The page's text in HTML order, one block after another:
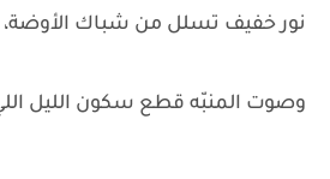
نور خفيف تسلل من شباك الأوضة،
وصوت المنبّه قطع سكون الليل